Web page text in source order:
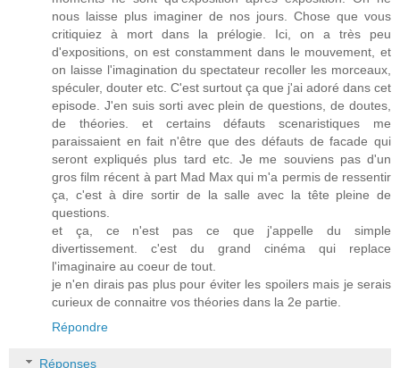
nous laisse plus imaginer de nos jours. Chose que vous
critiquiez à mort dans la prélogie. Ici, on a très peu
d'expositions, on est constamment dans le mouvement, et
on laisse l'imagination du spectateur recoller les morceaux,
spéculer, douter etc. C'est surtout ça que j'ai adoré dans cet
episode. J'en suis sorti avec plein de questions, de doutes,
de théories. et certains défauts scenaristiques me
paraissaient en fait n'être que des défauts de facade qui
seront expliqués plus tard etc. Je me souviens pas d'un
gros film récent à part Mad Max qui m'a permis de ressentir
ça, c'est à dire sortir de la salle avec la tête pleine de
questions.
et ça, ce n'est pas ce que j'appelle du simple
divertissement. c'est du grand cinéma qui replace
l'imaginaire au coeur de tout.
je n'en dirais pas plus pour éviter les spoilers mais je serais
curieux de connaitre vos théories dans la 2e partie.
Répondre
Réponses